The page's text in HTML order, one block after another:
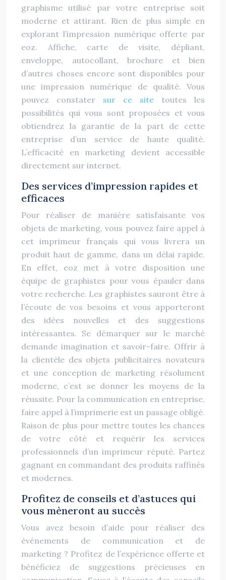
graphisme utilisé par votre entreprise soit
moderne et attirant. Rien de plus simple en
explorant l’impression numérique offerte par
eoz. Affiche, carte de visite, dépliant,
enveloppe, autocollant, brochure et bien
d’autres choses encore sont disponibles pour
une impression numérique de qualité. Vous
pouvez constater sur ce site toutes les
possibilités qui vous sont proposées et vous
obtiendrez la garantie de la part de cette
entreprise d’un service de haute qualité.
L’efficacité en marketing devient accessible
directement sur internet.
Des services d’impression rapides et
efficaces
Pour réaliser de manière satisfaisante vos
objets de marketing, vous pouvez faire appel à
cet imprimeur français qui vous livrera un
produit haut de gamme, dans un délai rapide.
En effet, eoz met à votre disposition une
équipe de graphistes pour vous épauler dans
votre recherche. Les graphistes sauront être à
l’écoute de vos besoins et vous apporteront
des idées nouvelles et des suggestions
intéressantes. Se démarquer sur le marché
demande imagination et savoir-faire. Offrir à
la clientèle des objets publicitaires novateurs
et une conception de marketing résolument
moderne, c’est se donner les moyens de la
réussite. Pour la communication en entreprise,
faire appel à l’imprimerie est un passage obligé.
Raison de plus pour mettre toutes les chances
de votre côté et requérir les services
professionnels d’un imprimeur réputé. Partez
gagnant en commandant des produits raffinés
et modernes.
Profitez de conseils et d’astuces qui
vous mèneront au succès
Vous avez besoin d’aide pour réaliser des
événements de communication et de
marketing ? Profitez de l’expérience offerte et
bénéficiez de suggestions précieuses en